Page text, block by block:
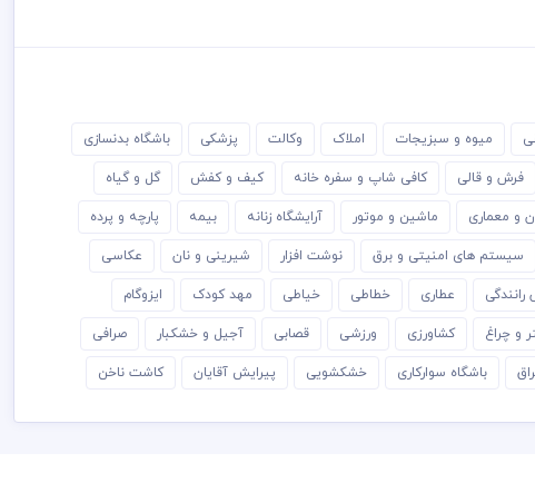
میوه و سبزیجات املاک وکالت پزشکی باشگاه بدنسازی
فرش و قالی کافی شاپ و سفره خانه کیف و کفش گل و گیاه
و معماری ماشین و موتور آرایشگاه زنانه بیمه پارچه و پرده
سیستم های امنیتی و برق نوشت افزار شیرینی و نان عکاسی
عطاری خطاطی خیاطی مهد کودک ایزوگام
و چراغ کشاورزی ورزشی قصابی آجیل و خشکبار صرافی
باشگاه سوارکاری خشکشویی پیرایش آقایان کاشت ناخن